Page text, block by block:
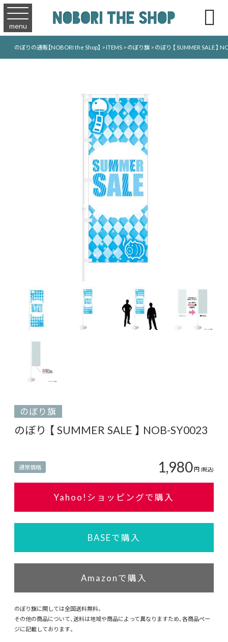
menu 
のぼりの通販【NOBORI the Shop】 >ITEMS>のぼり旗>のぼり 【 SUMMER SALE 】
のぼり旗
のぼり 【 SUMMER SALE 】 NOB-SY0023
通常価格 1,980円 (税込)
Yahoo!ショッピングで購入
BASEで購入
Amazonで購入
のぼり旗に関しては全国送料無料。
その他の商品について、送料は地域や商品によって異なりますため、各商品ペー
ジに記載しております。